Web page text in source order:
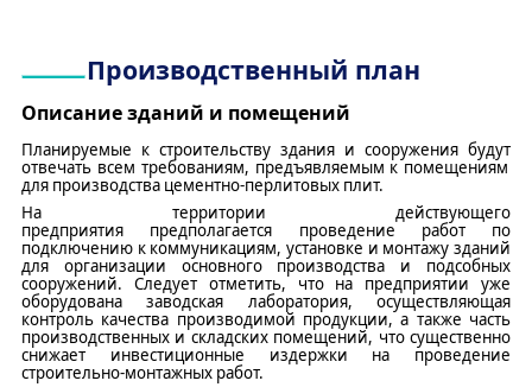
Производственный план
Описание зданий и помещений
Планируемые к строительству здания и сооружения будут
отвечать всем требованиям, предъявляемым к помещениям
для производства цементно-перлитовых плит.
На территории действующего
предприятия
предполагается
проведение работ по
подключению к коммуникациям, установке и монтажу зданий
для организации основного производства и подсобных
сооружений. Следует отметить, что на предприятии уже
оборудована заводская лаборатория, осуществляющая
контроль качества производимой продукции, а также часть
производственных и складских помещений, что существенно
снижает инвестиционные издержки на проведение
строительно-монтажных работ.